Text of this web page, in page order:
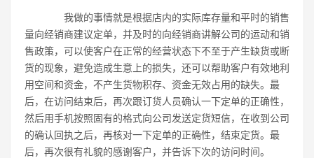
我做的事情就是根据店内的实际库存量和平时的销售
量向经销商建议定单，并及时的向经销商讲解公司的运动和销
售政策，可以使客户在正常的经营状态下不至于产生缺货或断
货的现象，避免造成生意上的损失，还可以帮助客户有效地利
用空间和资金，不产生货物积存、资金无效占用的缺失。最
后，在访问结束后，再次跟订货人员确认一下定单的正确性，
然后用手机按照固有的格式向公司发送定货短信，在收到公司
的确认回执之后，再核对一下定单的正确性，结束定货。最
后，再次很有礼貌的感谢客户，并告诉下次的访问时间。